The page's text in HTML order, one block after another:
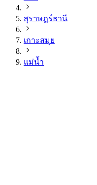
สุราษฎร์ธานี
เกาะสมุย
แม่น้ำ